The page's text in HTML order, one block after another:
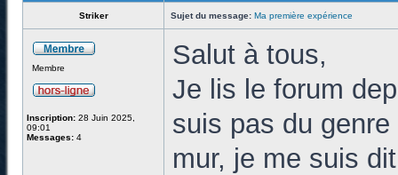
Striker Sujet du message: Ma première expérience
Membre
Inscription: 28 Juin 2025,
09:01
Messages: 4
Salut à tous,
Je lis le forum
suis pas du
mur, je me suis